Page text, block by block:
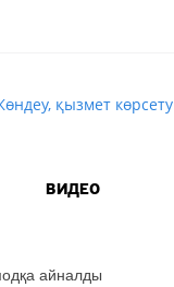
қызмет көрсету
ВИДЕО
айналды